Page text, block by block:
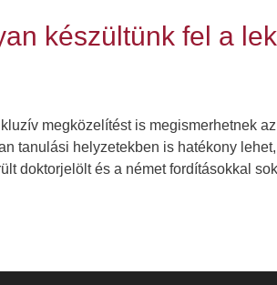
készültünk fel a
megközelítést is megismerhetnek
tanulási helyzetekben is hatékony
doktorjelölt és a német fordításokkal